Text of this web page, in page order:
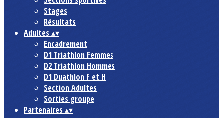
Stages
Résultats
Adultes ▴▾
Encadrement
D1 Triathlon Femmes
D2 Triathlon Hommes
D1 Duathlon F et H
Section Adultes
Sorties groupe
Partenaires ▴▾